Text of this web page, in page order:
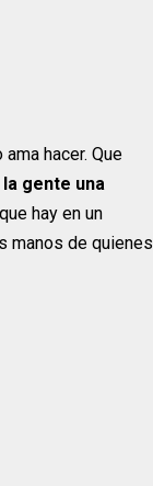
hacer. Que
gente una
hay en un
manos de quienes